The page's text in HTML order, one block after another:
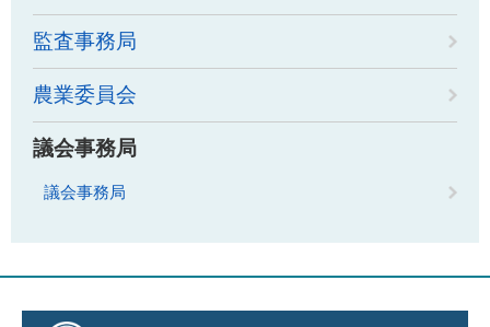
監査事務局
農業委員会
議会事務局
議会事務局